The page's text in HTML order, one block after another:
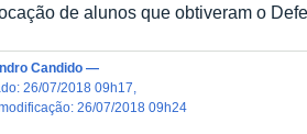
de alunos que obtiveram o
Candido —
:26/07/2018 09h17
modificação:26/07/2018 09h24